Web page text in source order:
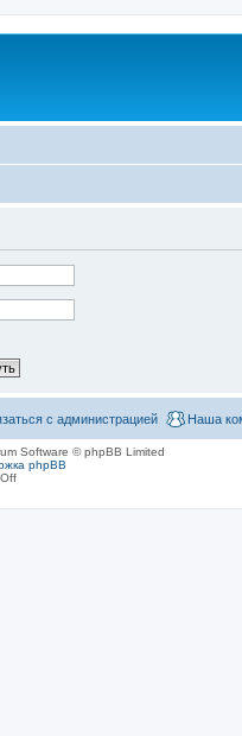
Наша
с администрацией
Software © phpBB Limited
phpBB